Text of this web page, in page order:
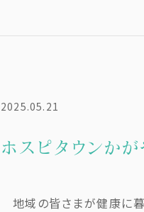
2025.05.21
ホスピタウンか
地域の皆さまが健康に